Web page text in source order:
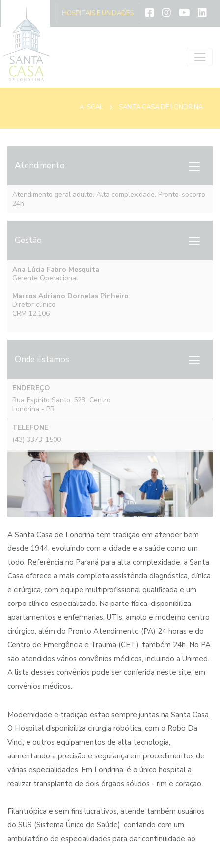
HOSPITAIS E UNIDADES
A ISCAL SANTA CASA DE LONDRINA
Atendimento
Atendimento geral adulto. Alta complexidade. Pronto-socorro
24h
Gestão
Ana Lúcia Fabro Mesquita
Gerente Operacional
Marcos Adriano Dornelas Pinheiro
Diretor clínico
CRM 12.106
Onde Estamos
ENDEREÇO
Rua Espírito Santo, 523 Centro
Londrina - PR
TELEFONE
(43) 3373-1500
A Santa Casa de Londrina tem tradição em atender bem
desde 1944, evoluindo com a cidade e a saúde como um
todo. Referência no Paraná para alta complexidade, a Santa
Casa oferece a mais completa assistência diagnóstica, clínica
e cirúrgica, com equipe multiprofissional qualificada e um
corpo clínico especializado. Na parte física, disponibiliza
apartamentos e enfermarias, UTIs, amplo e moderno centro
cirúrgico, além do Pronto Atendimento (PA) 24 horas e do
Centro de Emergência e Trauma (CET), também 24h. No PA
são atendidos vários convênios médicos, incluindo a Unimed.
A lista desses convênios pode ser conferida neste site, em
convênios médicos.
Modernidade e tradição estão sempre juntas na Santa Casa.
O Hospital disponibiliza cirurgia robótica, com o Robô Da
Vinci, e outros equipamentos de alta tecnologia,
aumentando a precisão e segurança em procedimentos de
várias especialidades. Em Londrina, é o único hospital a
realizar transplante de dois órgãos sólidos - rim e coração.
Filantrópica e sem fins lucrativos, atende também usuários
do SUS (Sistema Único de Saúde), contando com um
ambulatório de especialidades para dar continuidade ao